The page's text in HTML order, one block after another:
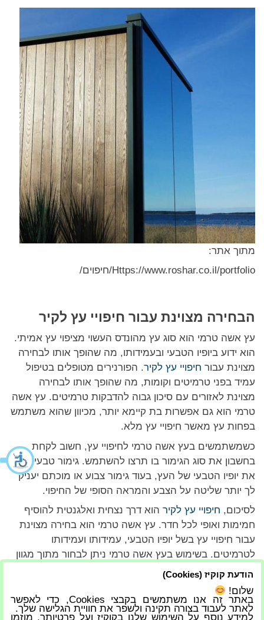
מתוך אתר:
Https://www.roshar.co.il/portfolio/חיפוים/
הבחירה מצוינת עבור חיפויי עץ לקיר
עץ אשה טרמי הוא סוג עץ מהונדס העשוי מציפוי עץ אמיתי.
הוא ידוע ביופיו הטבעי ובעמידותו, מה שהופך אותו לבחירה
מצוינת עבור חיפויי עץ לקיר. הפורנירים מטופלים בטיפול
עמיד בפני טרמיטים וקומות, מה שהופך אותו לבחירה
מצוינת לאזורים עם סיכון גבוה להדבקות טרמיטים. עץ אשה
טרמי הוא גם אפשרות בת קיימא יותר, מכיוון שהוא משתמש
בפחות עץ מאשר חיפויי עץ מלא.
כשמשתמשים בעץ אשה טרמי לחיפויי עץ, חשוב לקחת
בחשבון את סוג הגימור בו תרצו להשתמש. גימור טבעי יציג
את יופיו הטבעי של העץ, בעוד גימור צבוע או מוכתם יעניק
לך יותר שליטה על הצבע והמראה הסופי של החיפוי.
לסיכום, חיפויי עץ לקיר הוא דרך נצחית ואלגנטית להוסיף
חמימות ואופי לכל חדר. עץ אשה טרמי הוא בחירה מצוינת
עבור חיפויי עץ בשל יופיו הטבעי, עמידותו ועמידותו
לטרמיטים. בשימוש בעץ אשה טרמי ניתן לבחור מתוך מגוון
גימורים להשגת המראה והסגנון הרצויים. עם החמימות
והמרקם הטבעיים שלו, חיפוי עץ יכול להפוך כל חדר לחלל
יפה ומזמין.
הודעת קוקיז (Cookies)
שלום!
באתר זה אנו משתמשים בקבצי Cookies, כדי לאפשר
לאתר לעבוד בצורה תקינה ולשפר את חוויית הגלישה שלך.
למידע נוסף על השימוש שלנו בקוקיז ועל פרטיותך, מוזמן